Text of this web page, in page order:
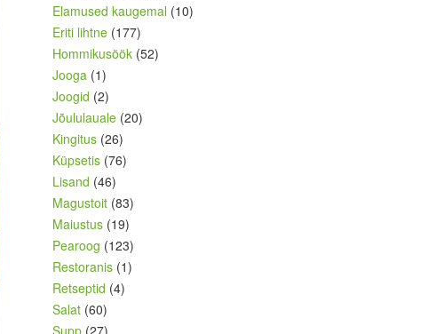
Elamused kaugemal (10)
Eriti lihtne (177)
Hommikusöök (52)
Jooga (1)
Joogid (2)
Jõululauale (20)
Kingitus (26)
Küpsetis (76)
Lisand (46)
Magustoit (83)
Maiustus (19)
Pearoog (123)
Restoranis (1)
Retseptid (4)
Salat (60)